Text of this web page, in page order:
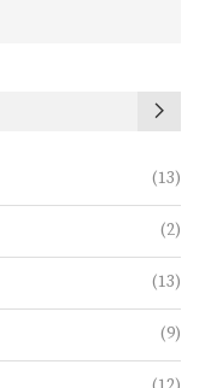
(13)
(2)
(13)
(9)